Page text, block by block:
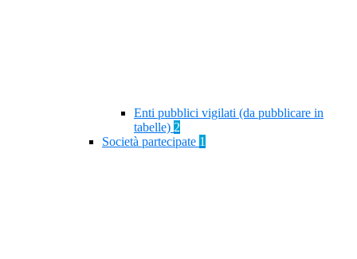
Enti pubblici vigilati (da pubblicare in
tabelle) 2
Società partecipate 1